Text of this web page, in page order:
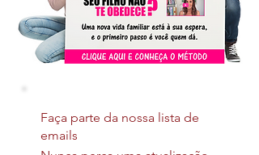
Faça parte da nossa lista de
emails